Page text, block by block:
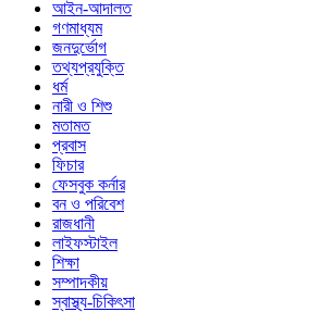
আইন-আদালত
গণমাধ্যম
জনদুর্ভোগ
তথ্যপ্রযুক্তি
ধর্ম
নারী ও শিশু
মতামত
প্রবাস
ফিচার
ফেসবুক কর্নার
বন ও পরিবেশ
রাজধানী
লাইফস্টাইল
শিক্ষা
সম্পাদকীয়
স্বাস্থ্য-চিকিৎসা